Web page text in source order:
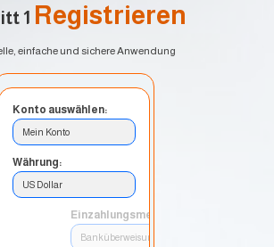
1 Registrieren
einfache und sichere Anwendung
Konto auswählen:
Mein Konto
Währung:
US Dollar
Einzahlungsmethode:
Banküberweisung